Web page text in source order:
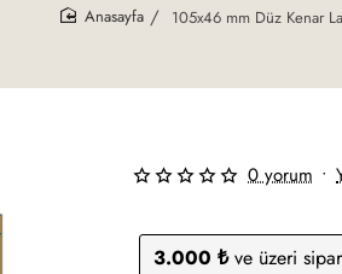
105x46 mm Düz Kenar
3.000 ₺ve üzeri
0 yorum •